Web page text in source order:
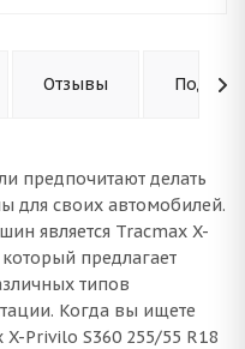
Отзывы
предпочитают делать
для своих автомобилей.
является Tracmax X-
предлагает
типов
Когда вы ищете
Privilo S360 255/55 R18